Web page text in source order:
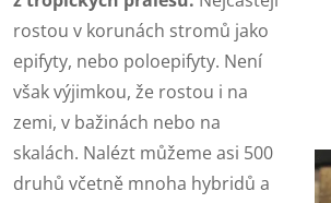
rostou v korunách stromů jako
epifyty, nebo poloepifyty. Není
však výjimkou, že rostou i na
zemi, v bažinách nebo na
skalách. Nalézt můžeme asi 500
druhů včetně mnoha hybridů a